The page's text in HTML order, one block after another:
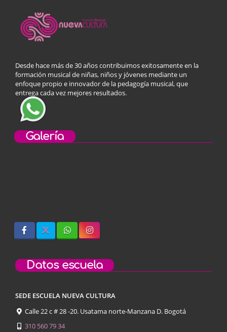
Desde hace más de 30 años contribuimos exitosamente en la
formación musical de niñas, niños y jóvenes mediante un
enfoque propio e innovador de la pedagogía musical, que
entrega cada vez mejores resultados.
Galería
Datos escuela
SEDE ESCUELA NUEVA CULTURA
Calle 22 c # 28 -20. Usatama norte-Manzana D. Bogotá
310 560 79 34